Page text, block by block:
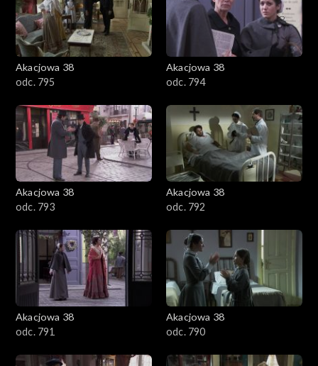
Akacjowa 38
odc. 795
Akacjowa 38
odc. 794
Akacjowa 38
odc. 793
Akacjowa 38
odc. 792
Akacjowa 38
odc. 791
Akacjowa 38
odc. 790